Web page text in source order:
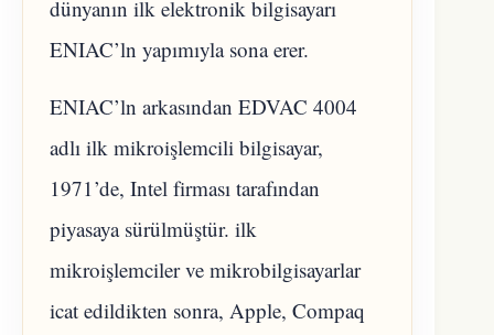
dünyanın ilk elektronik bilgisayarı
ENIAC’ln yapımıyla sona erer.
ENIAC’ln arkasından EDVAC 4004
adlı ilk mikroişlemcili bilgisayar,
1971’de, Intel firması tarafından
piyasaya sürülmüştür. ilk
mikroişlemciler ve mikrobilgisayarlar
icat edildikten sonra, Apple, Compaq